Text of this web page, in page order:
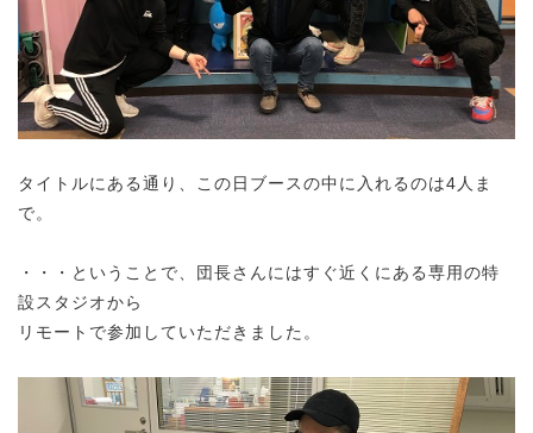
タイトルにある通り、この日ブースの中に入れるのは4人ま
で。
・・・ということで、団長さんにはすぐ近くにある専用の特
設スタジオから
リモートで参加していただきました。